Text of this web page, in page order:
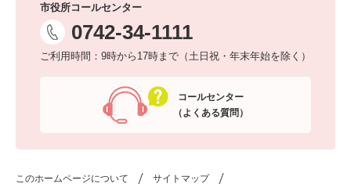
市役所コールセンター
0742-34-1111
ご利用時間：9時から17時まで（土日祝・年末年始を除く）
コールセンター
（よくある質問）
このホームページについて サイトマップ